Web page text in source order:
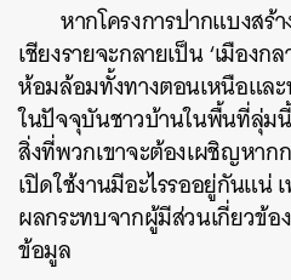
หากโครงการปากแบงสร้
เชียงรายจะกลายเป็น ‘เมืองกล
ห้อมล้อมทั้งทางตอนเหนือแล
ในปัจจุบันชาวบ้านในพื้นที่ลุ่ม
สิ่งที่พวกเขาจะต้องเผชิญหาก
เปิดใช้งานมีอะไรรออยู่กันแน่
ผลกระทบจากผู้มีส่วนเกี่ยวข้อ
ข้อมูล